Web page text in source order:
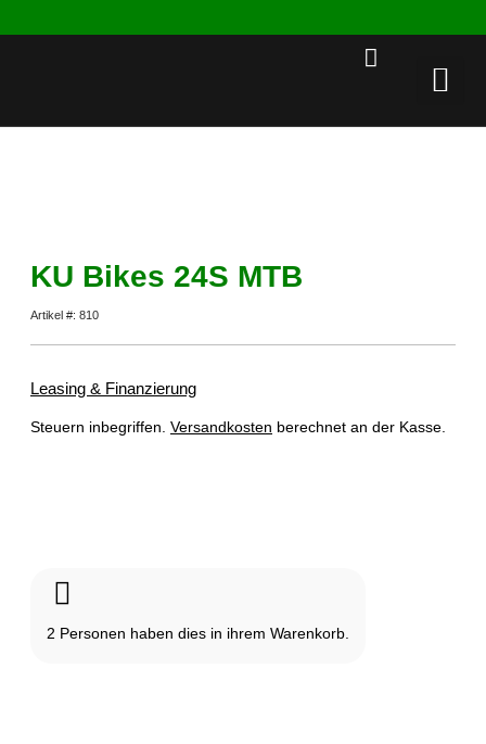
KU Bikes 24S MTB
Artikel #: 810
Leasing & Finanzierung
Steuern inbegriffen. Versandkosten berechnet an der Kasse.
2 Personen haben dies in ihrem Warenkorb.